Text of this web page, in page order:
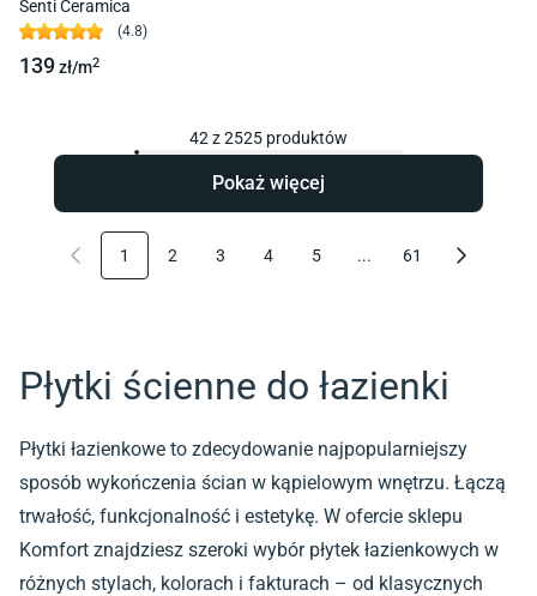
Senti Ceramica
(4.8)
139zł/m2
42 z2525 produktów
Pokaż więcej
1 2 3 4 5 ... 61
Płytki ścienne do łazienki
Płytki łazienkowe to zdecydowanie najpopularniejszy
sposób wykończenia ścian w kąpielowym wnętrzu. Łączą
trwałość, funkcjonalność i estetykę. W ofercie sklepu
Komfort znajdziesz szeroki wybór płytek łazienkowych w
różnych stylach, kolorach i fakturach – od klasycznych